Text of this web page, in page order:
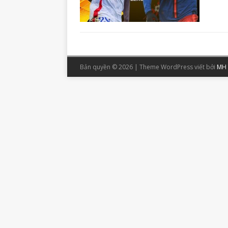
Bản quyền © 2026 | Theme WordPress viết bởi